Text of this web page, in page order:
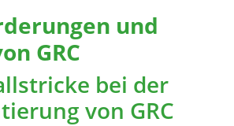
und
GRC
bei der
von GRC